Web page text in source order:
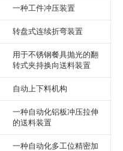
一种工件冲压装置
转盘式连续折弯装置
用于不锈钢餐具抛光的翻
转式夹持换向送料装置
自动上下料机构
一种自动化铝板冲压拉伸
的送料装置
一种自动化多工位精密加